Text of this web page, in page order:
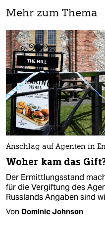
Mehr zum Thema
Anschlag auf Agenten in
Woher kam das
Der Ermittlungsstand
für die Vergiftung des
Russlands Angaben sind
Von Dominic Johnson